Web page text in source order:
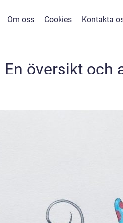
Om oss Cookies Kontakta
översikt och